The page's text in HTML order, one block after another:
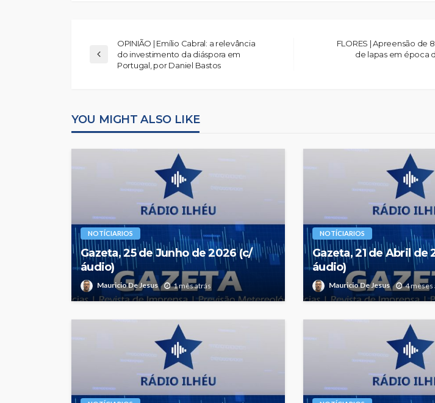
OPINIÃO | Emílio Cabral: a relevância
do investimento da diáspora em
Portugal, por Daniel Bastos
FLORES | Apreensão de
de lapas em época
YOU MIGHT ALSO LIKE
NOTÍCIARIOS
Gazeta, 25 de Junho de 2026 (c/
áudio)
Mauricio De Jesus 1 mês atrás
NOTÍCIARIOS
Gazeta, 21 de Abril de
áudio)
Mauricio De Jesus 4 meses